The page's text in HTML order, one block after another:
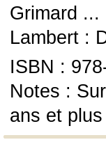
Grimard ...
Lambert :
ISBN :
Notes :
ans et plus